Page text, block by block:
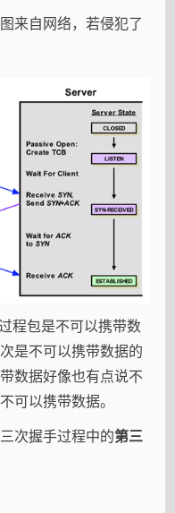
来自网络，若侵犯了
程包是不可以携带数
是不可以携带数据的
数据好像也有点说不
可以携带数据。
次握手过程中的第三